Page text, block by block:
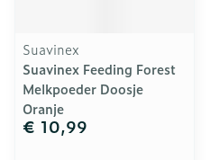
Suavinex
Suavinex Feeding Forest
Melkpoeder Doosje
Oranje
€ 10,99